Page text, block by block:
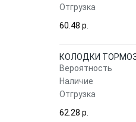
Отгрузка
60.48 p.
КОЛОДКИ
Вероятность
Наличие
Отгрузка
62.28 p.